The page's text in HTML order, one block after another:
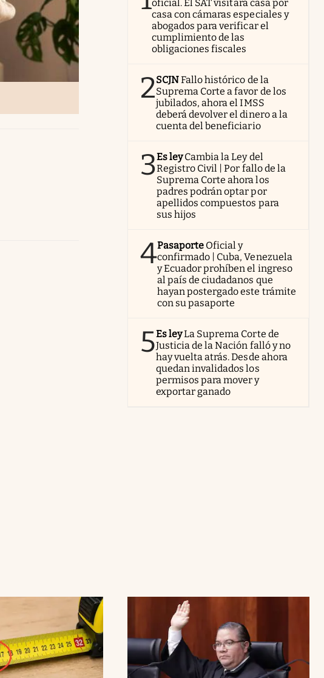
oficial. El SAT visitará casa por
casa con cámaras especiales y
abogados para verificar el
cumplimiento de las
obligaciones fiscales
2SCJNFallo histórico de la
Suprema Corte a favor de los
jubilados, ahora el IMSS
deberá devolver el dinero a la
cuenta del beneficiario
3Es ley Cambia la Ley del
Registro Civil | Por fallo de la
Suprema Corte ahora los
padres podrán optar por
apellidos compuestos para
sus hijos
4Pasaporte Oficial y
confirmado | Cuba, Venezuela
y Ecuador prohíben el ingreso
al país de ciudadanos que
hayan postergado este trámite
con su pasaporte
5Es leyLa Suprema Corte de
Justicia de la Nación falló y no
hay vuelta atrás. Desde ahora
quedan invalidados los
permisos para mover y
exportar ganado